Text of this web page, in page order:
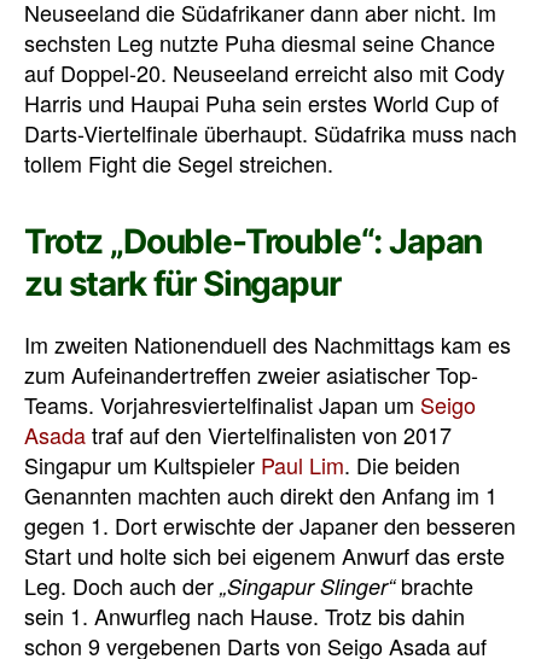
Neuseeland die Südafrikaner dann aber nicht. Im
sechsten Leg nutzte Puha diesmal seine Chance
auf Doppel-20. Neuseeland erreicht also mit Cody
Harris und Haupai Puha sein erstes World Cup of
Darts-Viertelfinale überhaupt. Südafrika muss nach
tollem Fight die Segel streichen.
Trotz „Double-Trouble“: Japan
zu stark für Singapur
Im zweiten Nationenduell des Nachmittags kam es
zum Aufeinandertreffen zweier asiatischer Top-
Teams. Vorjahresviertelfinalist Japan um Seigo
Asadatraf auf den Viertelfinalisten von 2017
Singapur um Kultspieler Paul Lim. Die beiden
Genannten machten auch direkt den Anfang im 1
gegen 1. Dort erwischte der Japaner den besseren
Start und holte sich bei eigenem Anwurf das erste
Leg. Doch auch der „Singapur Slinger“brachte
sein 1. Anwurfleg nach Hause. Trotz bis dahin
schon 9 vergebenen Darts von Seigo Asada auf